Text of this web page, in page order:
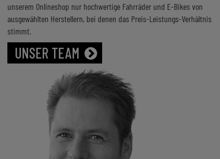
unserem Onlineshop nur hochwertige Fahrräder und E-Bikes von
ausgewählten Herstellern, bei denen das Preis-Leistungs-Verhältnis
stimmt.
UNSER TEAM